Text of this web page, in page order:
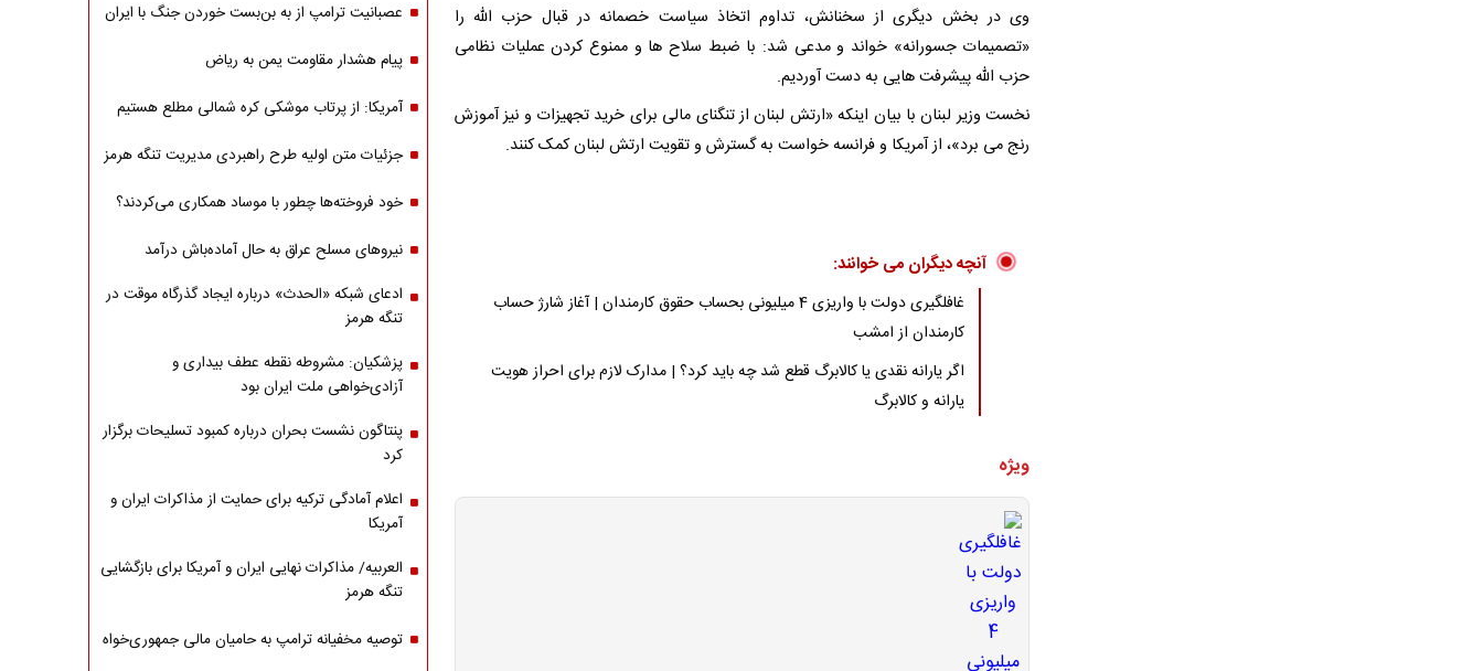
وی در بخش دیگری از سخنانش، تداوم اتخاذ سیاست خصمانه در قبال حزب الله را
«تصمیمات جسورانه» خواند و مدعی شد: با ضبط سلاح ها و ممنوع کردن عملیات نظامی
حزب الله پیشرفت هایی به دست آوردیم.
نخست وزیر لبنان با بیان اینکه «ارتش لبنان از تنگنای مالی برای خرید تجهیزات و نیز آموزش
رنج می برد»، از آمریکا و فرانسه خواست به گسترش و تقویت ارتش لبنان کمک کنند.
آنچه دیگران می خوانند:
غافلگیری دولت با واریزی 4 میلیونی بحساب حقوق کارمندان | آغاز شارژ حساب
کارمندان از امشب
اگر یارانه نقدی یا کالابرگ قطع شد چه باید کرد؟ | مدارک لازم برای احراز هویت
یارانه و کالابرگ
ویژه
عصبانیت ترامپ از به بن‌بست خوردن جنگ با ایران
پیام هشدار مقاومت یمن به ریاض
آمریکا: از پرتاب موشکی کره شمالی مطلع هستیم
جزئیات متن اولیه طرح راهبردی مدیریت تنگه هرمز
خود فروخته‌ها چطور با موساد همکاری می‌کردند؟
نیروهای مسلح عراق به حال آماده‌باش درآمد
ادعای شبکه «الحدث» درباره ایجاد گذرگاه موقت در
تنگه هرمز
پزشکیان: مشروطه نقطه عطف بیداری و
آزادی‌خواهی ملت ایران بود
پنتاگون نشست بحران درباره کمبود تسلیحات برگزار
کرد
اعلام آمادگی ترکیه برای حمایت از مذاکرات ایران و
آمریکا
العربیه/ مذاکرات نهایی ایران و آمریکا برای بازگشایی
تنگه هرمز
توصیه مخفیانه ترامپ به حامیان مالی جمهوری‌خواه